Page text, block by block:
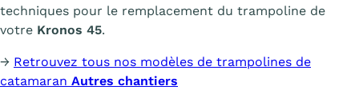
techniques pour le remplacement du trampoline de
votre Kronos 45.
→ Retrouvez tous nos modèles de trampolines de
catamaran Autres chantiers